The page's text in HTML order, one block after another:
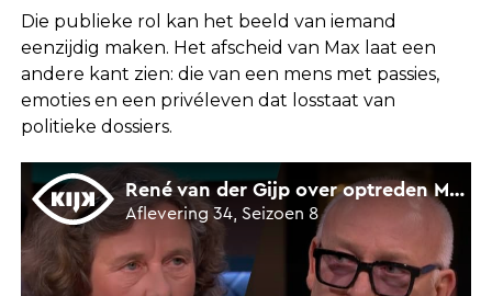
Die publieke rol kan het beeld van iemand
eenzijdig maken. Het afscheid van Max laat een
andere kant zien: die van een mens met passies,
emoties en een privéleven dat losstaat van
politieke dossiers.